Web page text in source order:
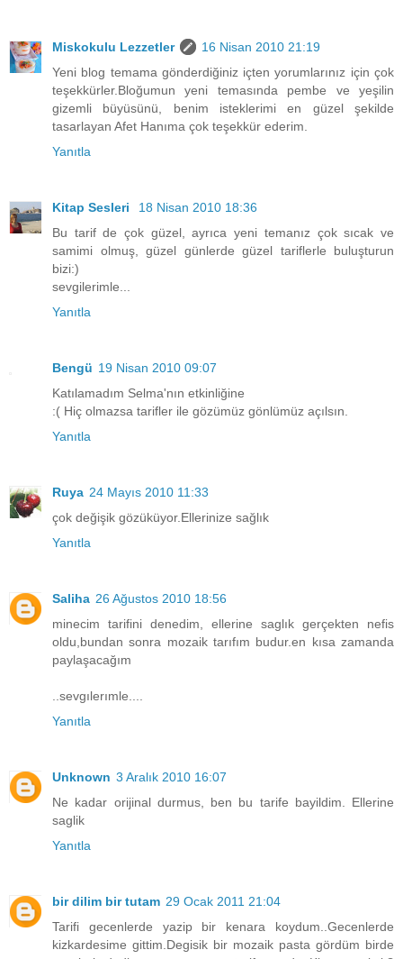
Miskokulu Lezzetler
16 Nisan 2010 21:19
Yeni blog temama gönderdiğiniz içten yorumlarınız için çok
teşekkürler.Bloğumun yeni temasında pembe ve yeşilin
gizemli büyüsünü, benim isteklerimi en güzel şekilde
tasarlayan Afet Hanıma çok teşekkür ederim.
Yanıtla
Kitap Sesleri
18 Nisan 2010 18:36
Bu tarif de çok güzel, ayrıca yeni temanız çok sıcak ve
samimi olmuş, güzel günlerde güzel tariflerle buluşturun
bizi:)
sevgilerimle...
Yanıtla
Bengü 19 Nisan 2010 09:07
Katılamadım Selma'nın etkinliğine
:( Hiç olmazsa tarifler ile gözümüz gönlümüz açılsın.
Yanıtla
Ruya 24 Mayıs 2010 11:33
çok değişik gözüküyor.Ellerinize sağlık
Yanıtla
Saliha 26 Ağustos 2010 18:56
minecim tarifini denedim, ellerine saglık gerçekten nefis
oldu,bundan sonra mozaik tarıfım budur.en kısa zamanda
paylaşacağım
..sevgılerımle....
Yanıtla
Unknown 3 Aralık 2010 16:07
Ne kadar orijinal durmus, ben bu tarife bayildim. Ellerine
saglik
Yanıtla
bir dilim bir tutam 29 Ocak 2011 21:04
Tarifi gecenlerde yazip bir kenara koydum..Gecenlerde
kizkardesime gittim.Degisik bir mozaik pasta gördüm birde